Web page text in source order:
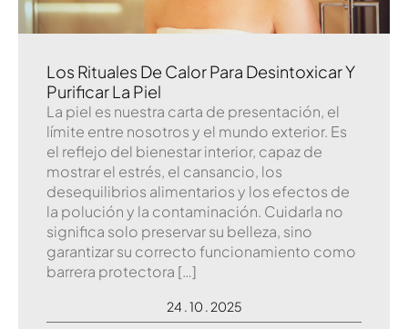
Los Rituales De Calor Para Desintoxicar Y
Purificar La Piel
La piel es nuestra carta de presentación, el
límite entre nosotros y el mundo exterior. Es
el reflejo del bienestar interior, capaz de
mostrar el estrés, el cansancio, los
desequilibrios alimentarios y los efectos de
la polución y la contaminación. Cuidarla no
significa solo preservar su belleza, sino
garantizar su correcto funcionamiento como
barrera protectora […]
24 . 10 . 2025